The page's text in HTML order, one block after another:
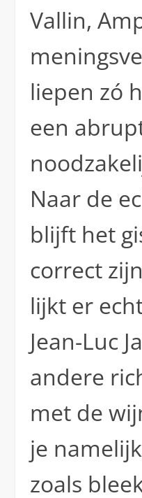
Vallin,
liepen zó
een
Naar de
blijft het
correct
lijkt er
Jean-Luc
andere
met de
je
zoals